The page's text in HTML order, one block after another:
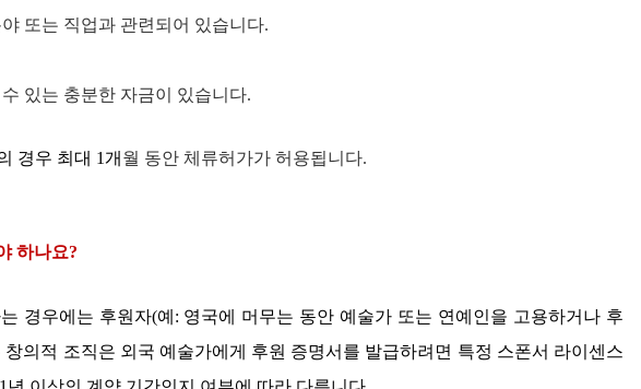
또는 직업과 관련되어 있습니다.
있는 충분한 자금이 있습니다.
경우 최대 1개 월 동안 체류허가가 허용됩니다.
하나요?
경우에는 후원자(예 : 영국에 머무는 동안 예술가 또는 연예인을 고용하거나 후
창의적 조직은 외국 예술가에게 후원 증명서를 발급하려면 특정 스폰서 라이센스